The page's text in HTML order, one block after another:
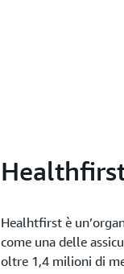
Healhtfirst è
come una delle
oltre 1,4 milioni di